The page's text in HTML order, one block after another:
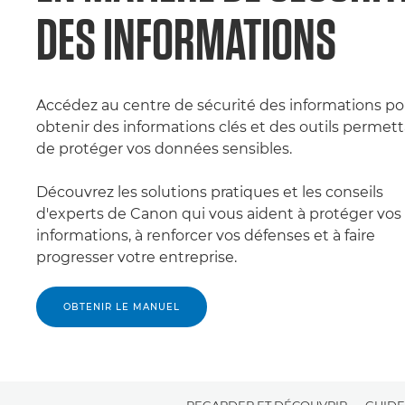
DES INFORMATIONS
Accédez au centre de sécurité des informations
obtenir des informations clés et des outils
de protéger vos données sensibles.
Découvrez les solutions pratiques et les conseils
d'experts de Canon qui vous aident à protéger vos
informations, à renforcer vos défenses et à faire
progresser votre entreprise.
OBTENIR LE MANUEL